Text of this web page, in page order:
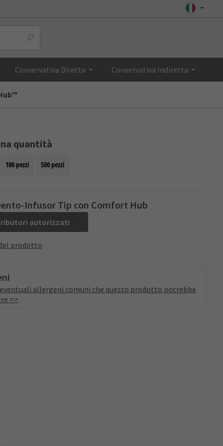
Conservativa Diretta Conservativa Indiretta
quantità
100 pezzi 500 pezzi
Infusor Tip con Comfort Hub
autorizzati
prodotto
allergeni comuni che questo prodotto potrebbe
>>